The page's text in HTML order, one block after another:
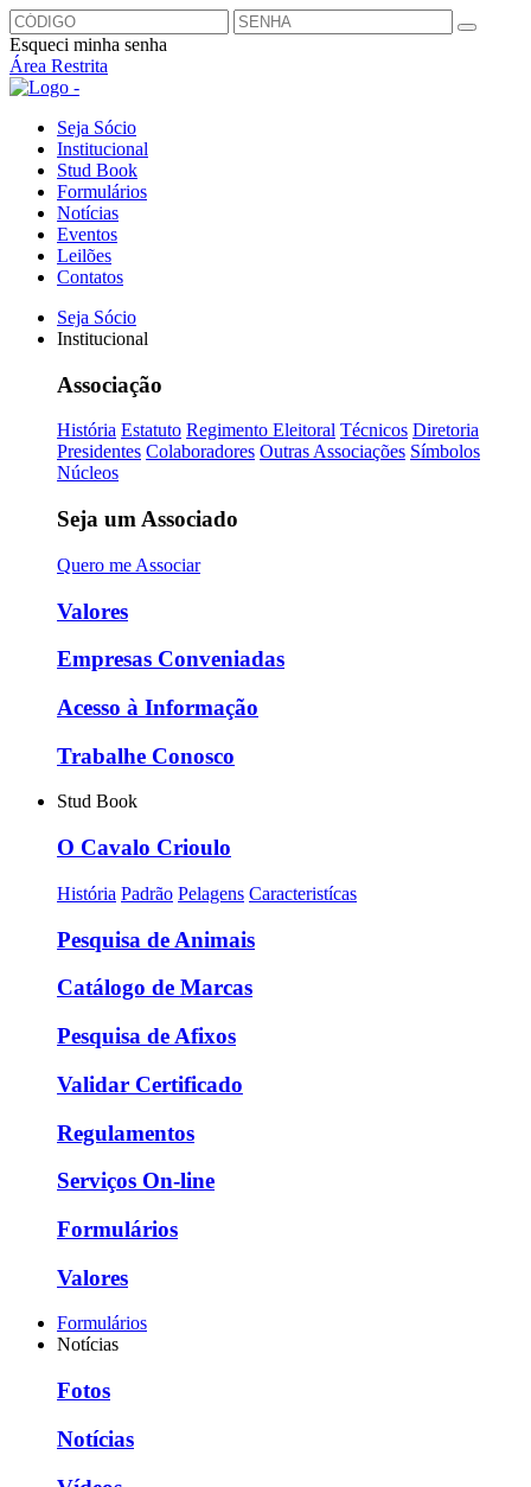
Esqueci minha senha
Área Restrita
Seja Sócio
Institucional
Stud Book
Formulários
Notícias
Eventos
Leilões
Contatos
Seja Sócio
Institucional
Associação
História Estatuto Regimento Eleitoral Técnicos Diretoria
Presidentes Colaboradores Outras Associações Símbolos
Núcleos
Seja um Associado
Quero me Associar
Valores
Empresas Conveniadas
Acesso à Informação
Trabalhe Conosco
Stud Book
O Cavalo Crioulo
História Padrão Pelagens Caracteristícas
Pesquisa de Animais
Catálogo de Marcas
Pesquisa de Afixos
Validar Certificado
Regulamentos
Serviços On-line
Formulários
Valores
Formulários
Notícias
Fotos
Notícias